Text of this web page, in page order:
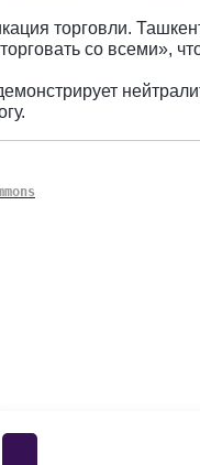
торговли.
со всеми»,